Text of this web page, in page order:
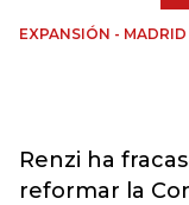
EXPANSIÓN - MADRID
Renzi ha
reformar la